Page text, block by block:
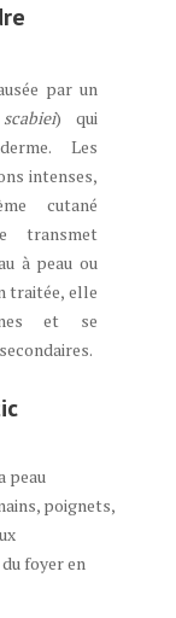
par un
) qui
Les
intenses,
cutané
transmet
à peau ou
traitée, elle
et se
peau
poignets,
foyer en